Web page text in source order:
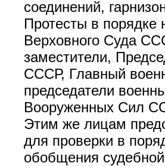
соединений,
Протесты в порядке
Верховного Суда
заместители,
СССР, Главный
председатели
Вооруженных Сил
Этим же лицам
для проверки в
обобщения судебной